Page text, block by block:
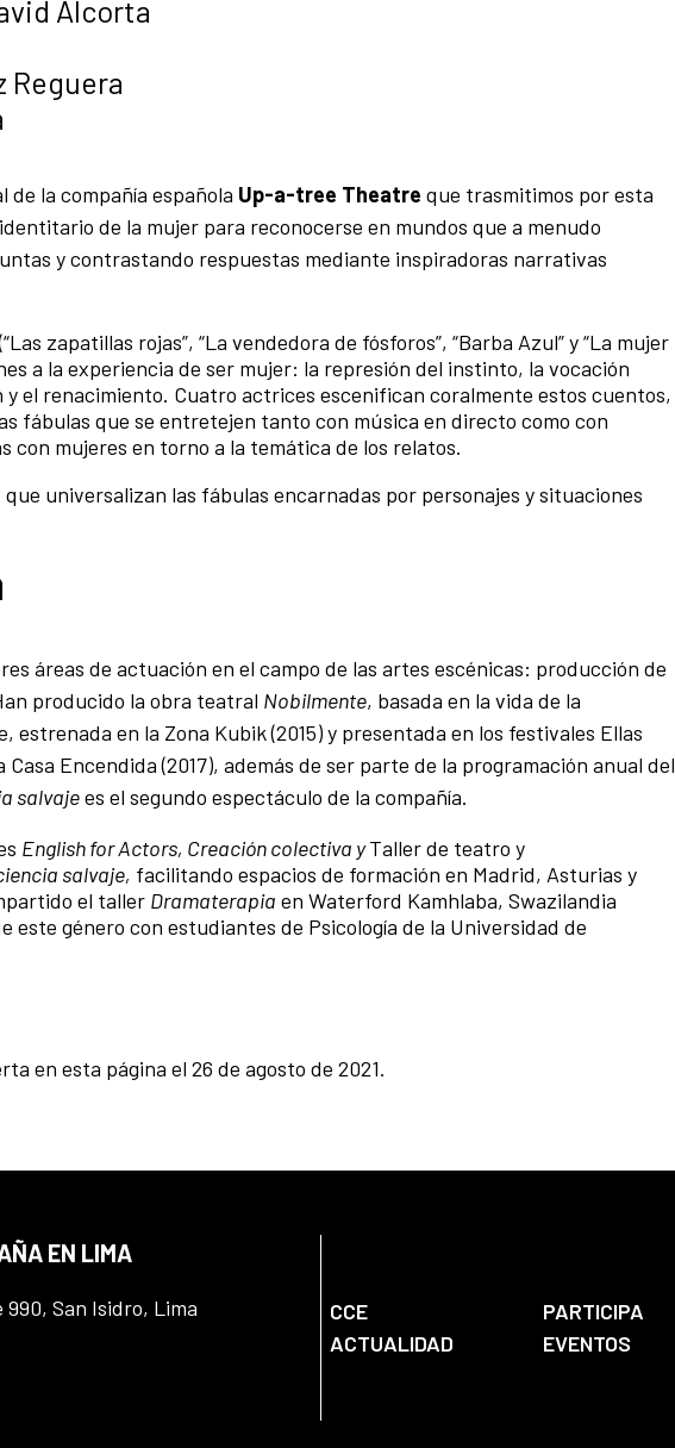
Alcorta
Reguera
de la compañía española Up-a-tree Theatre que trasmitimos por esta
de la mujer para reconocerse en mundos que a menudo
y contrastando respuestas mediante inspiradoras narrativas
zapatillas rojas”, “La vendedora de fósforos”, “Barba Azul” y “La mujer
a la experiencia de ser mujer: la represión del instinto, la vocación
el renacimiento. Cuatro actrices escenifican coralmente estos cuentos,
fábulas que se entretejen tanto con música en directo como con
mujeres en torno a la temática de los relatos.
universalizan las fábulas encarnadas por personajes y situaciones
áreas de actuación en el campo de las artes escénicas: producción de
producido la obra teatral Nobilmente, basada en la vida de la
en la Zona Kubik (2015) y presentada en los festivales Ellas
Casa Encendida (2017), además de ser parte de la programación anual del
salvajees el segundo espectáculo de la compañía.
English for Actors, Creación colectiva yTaller de teatro y
salvaje, facilitando espacios de formación en Madrid, Asturias y
el taller Dramaterapia en Waterford Kamhlaba, Swazilandia
género con estudiantes de Psicología de la Universidad de
en esta página el 26 de agosto de 2021.
EN LIMA
San Isidro, Lima
CCE PARTICIPA
ACTUALIDAD
EVENTOS